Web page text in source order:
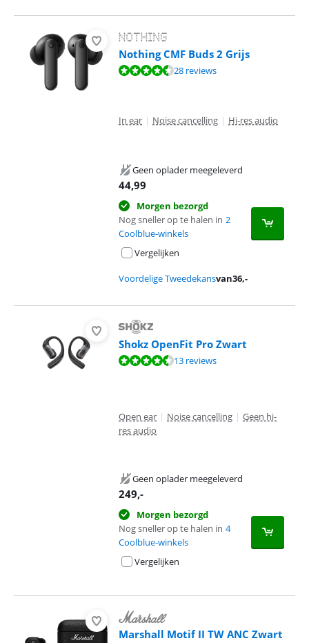
Nothing CMF Buds 2 Grijs
Beoordeling is 9,0 van de 10, gebaseerd op 28 reviews.
28 reviews
In ear | Noise cancelling | Hi-res audio
Geen oplader meegeleverd
44,99
Morgen bezorgd
Nog sneller op te halen in 2
Coolblue-winkels
Vergelijken
Voordelige Tweedekansvan36,-
Shokz OpenFit Pro Zwart
Beoordeling is 9,1 van de 10, gebaseerd op 13 reviews.
13 reviews
Open ear | Noise cancelling | Geen hi-
res audio
Geen oplader meegeleverd
249,-
Morgen bezorgd
Nog sneller op te halen in 4
Coolblue-winkels
Vergelijken
Marshall Motif II TW ANC Zwart